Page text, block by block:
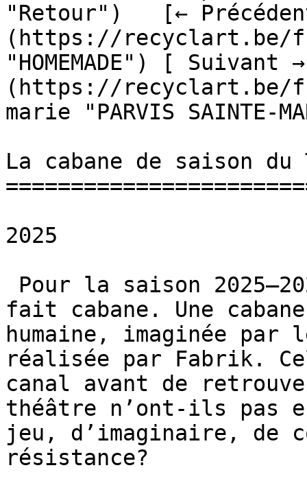
"Retour")   [←
(https://recyclart.be/
"HOMEMADE") [ Suivant
(https://recyclart.be/
marie "PARVIS SAINTE-
La cabane de saison
2025
fait cabane. Une
humaine, imaginée
réalisée par Fabrik.
canal avant de
théâtre n’ont-ils pas
jeu, d’imaginaire, de
résistance?